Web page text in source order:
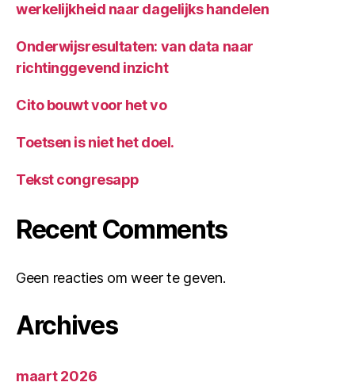
werkelijkheid naar dagelijks handelen
Onderwijsresultaten: van data naar
richtinggevend inzicht
Cito bouwt voor het vo
Toetsen is niet het doel.
Tekst congresapp
Recent Comments
Geen reacties om weer te geven.
Archives
maart 2026